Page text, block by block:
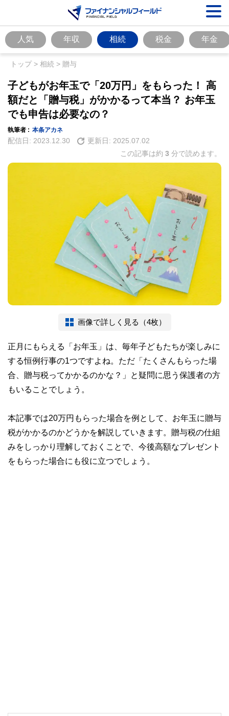
人気 年収 相続 税金 年金
トップ> 相続 > 贈与
子どもがお年玉で「20万円」をもらった！ 高
額だと「贈与税」がかかるって本当？ お年玉
でも申告は必要なの？
執筆者 : 本条アカネ
配信日: 2023.12.30 更新日: 2025.07.02
この記事は約 3 分で読めます。
画像で詳しく見る（4枚）
正月にもらえる「お年玉」は、毎年子どもたちが楽しみに
する恒例行事の1つですよね。ただ「たくさんもらった場
合、贈与税ってかかるのかな？」と疑問に思う保護者の方
もいることでしょう。
本記事では20万円もらった場合を例として、お年玉に贈与
税がかかるのかどうかを解説していきます。贈与税の仕組
みをしっかり理解しておくことで、今後高額なプレゼント
をもらった場合にも役に立つでしょう。